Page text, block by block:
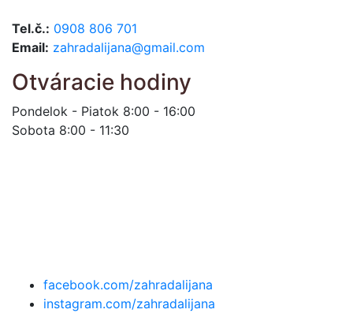
Tel.č.: 0908 806 701
Email: zahradalijana@gmail.com
Otváracie hodiny
Pondelok - Piatok 8:00 - 16:00
Sobota 8:00 - 11:30
facebook.com/zahradalijana
instagram.com/zahradalijana